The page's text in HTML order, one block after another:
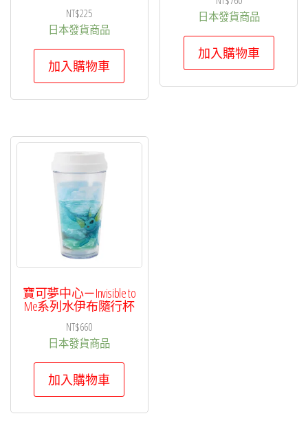
NT$225
日本發貨商品
加入購物車
日本發貨商品
加入購物車
寶可夢中心－Invisible to
Me系列水伊布隨行杯
NT$660
日本發貨商品
加入購物車